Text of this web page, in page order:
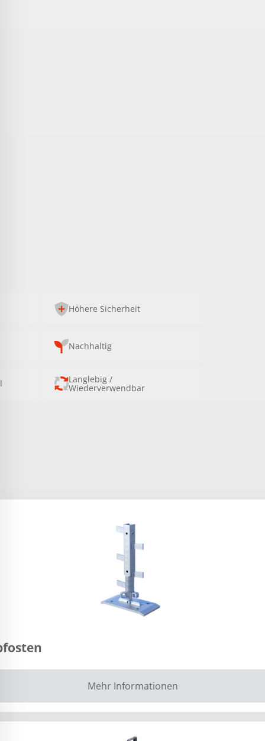
Höhere Sicherheit
Nachhaltig
Langlebig /
Wiederverwendbar
Mehr Informationen